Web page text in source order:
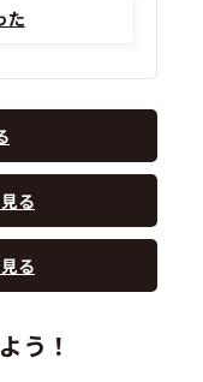
た
る
る
う！